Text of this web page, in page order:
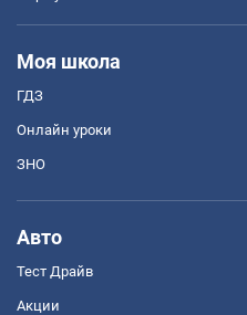
Моя школа
ГДЗ
Онлайн уроки
ЗНО
Авто
Тест Драйв
Акции